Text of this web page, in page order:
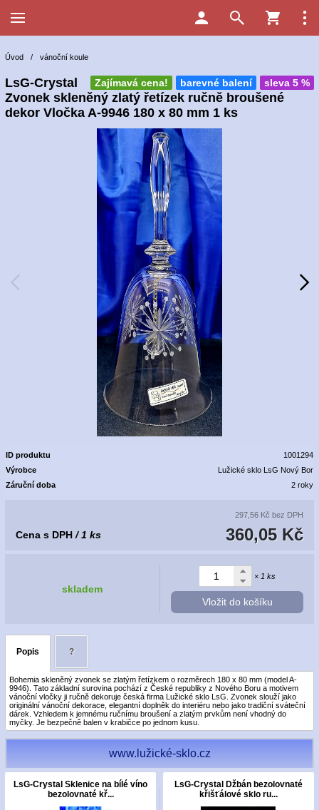
Úvod / vánoční koule
sleva 5 %
barevné balení
Zajímavá cena!
LsG-Crystal
Zvonek skleněný zlatý řetízek ručně broušené
dekor Vločka A-9946 180 x 80 mm 1 ks
ID produktu
1001294
Výrobce
Lužické sklo LsG Nový Bor
Záruční doba
2 roky
297,56 Kč bez DPH
360,05 Kč
Cena s DPH / 1 ks
skladem
× 1 ks
Vložit do košíku
Popis ?
Bohemia skleněný zvonek se zlatým řetízkem o rozměrech 180 x 80 mm (model A-
9946). Tato základní surovina pochází z České republiky z Nového Boru a motivem
vánoční vločky ji ručně dekoruje česká firma Lužické sklo LsG. Zvonek slouží jako
originální vánoční dekorace, elegantní doplněk do interiéru nebo jako tradiční sváteční
dárek. Vzhledem k jemnému ručnímu broušení a zlatým prvkům není vhodný do
myčky. Je bezpečně balen v krabičce po jednom kusu.
www.lužické-sklo.cz
LsG-Crystal Sklenice na bílé víno
bezolovnaté kř...
LsG-Crystal Džbán bezolovnaté
křišťálové sklo ru...